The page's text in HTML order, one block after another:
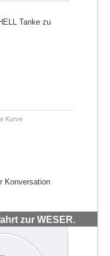
Tanke zu
Kurve
Konversation
zur WESER.
#72038